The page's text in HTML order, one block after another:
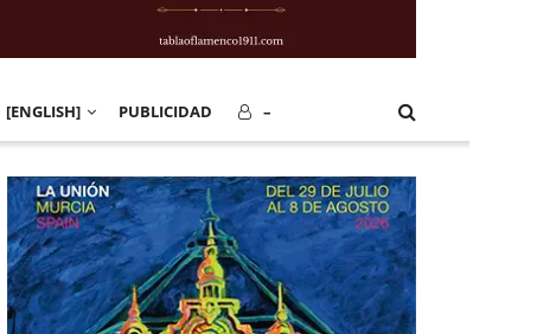
[ENGLISH] PUBLICIDAD –